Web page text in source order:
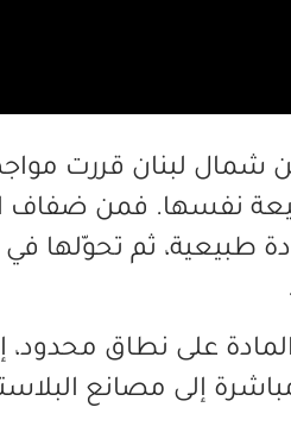
لبنان قررت
نفسها. فمن ضفاف
طبيعية، ثم تحوّلها
على نطاق
إلى مصانع